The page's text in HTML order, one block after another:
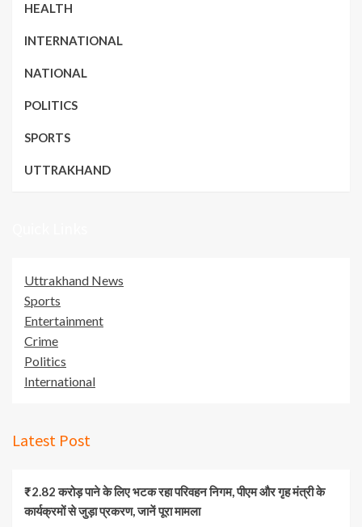
HEALTH
INTERNATIONAL
NATIONAL
POLITICS
SPORTS
UTTRAKHAND
Uttrakhand News
Sports
Entertainment
Crime
Politics
International
Latest Post
₹2.82 करोड़ पाने के लिए भटक रहा परिवहन निगम, पीएम और गृह मंत्री के
कार्यक्रमों से जुड़ा प्रकरण, जानें पूरा मामला